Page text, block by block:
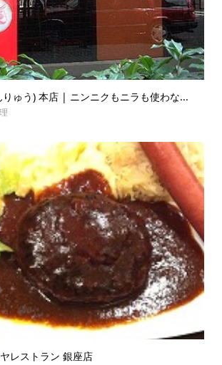
りゅう) 本店 | ニンニクもニラも使わな...
レストラン 銀座店